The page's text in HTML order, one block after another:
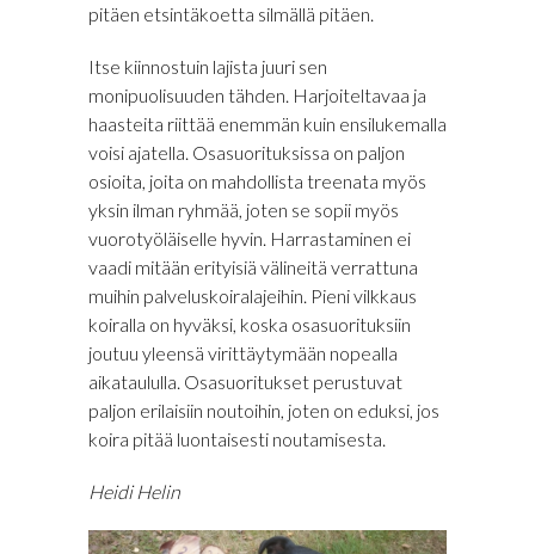
pitäen etsintäkoetta silmällä pitäen.
Itse kiinnostuin lajista juuri sen
monipuolisuuden tähden. Harjoiteltavaa ja
haasteita riittää enemmän kuin ensilukemalla
voisi ajatella. Osasuorituksissa on paljon
osioita, joita on mahdollista treenata myös
yksin ilman ryhmää, joten se sopii myös
vuorotyöläiselle hyvin. Harrastaminen ei
vaadi mitään erityisiä välineitä verrattuna
muihin palveluskoiralajeihin. Pieni vilkkaus
koiralla on hyväksi, koska osasuorituksiin
joutuu yleensä virittäytymään nopealla
aikataululla. Osasuoritukset perustuvat
paljon erilaisiin noutoihin, joten on eduksi, jos
koira pitää luontaisesti noutamisesta.
Heidi Helin